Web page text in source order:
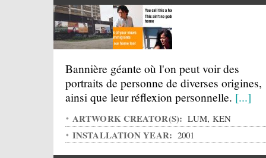
Bannière géante où l'on peut voir des
portraits de personne de diverses origines,
ainsi que leur réflexion personnelle. [...]
ARTWORK CREATOR(S): LUM, KEN
INSTALLATION YEAR: 2001